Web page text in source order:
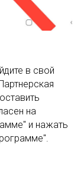
в свой
на
и нажать